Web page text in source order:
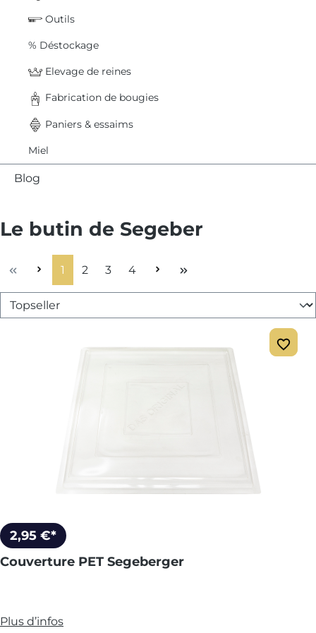
Outils
% Déstockage
Elevage de reines
Fabrication de bougies
Paniers & essaims
Miel
Blog
Le butin de Segeber
Page
1 Page
2 Page
3 Page
4
2,95 €*
Couverture PET Segeberger
Plus d’infos